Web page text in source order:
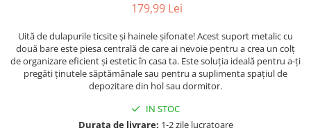
179,99 Lei
Uită de dulapurile ticsite și hainele șifonate! Acest suport metalic cu
două bare este piesa centrală de care ai nevoie pentru a crea un colț
de organizare eficient și estetic în casa ta. Este soluția ideală pentru a-ți
pregăti ținutele săptămânale sau pentru a suplimenta spațiul de
depozitare din hol sau dormitor.
IN STOC
Durata de livrare: 1-2 zile lucratoare